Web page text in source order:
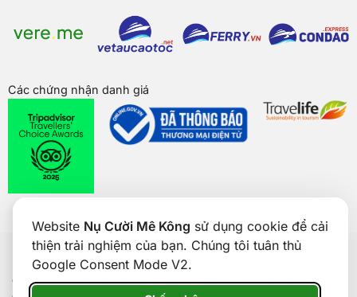
Website Nụ Cười Mê Kông sử dụng cookie để cải
thiện trải nghiệm của bạn. Chúng tôi tuân thủ
Google Consent Mode V2.
Các chứng nhận danh giá
Bản quyền củaNụ Cười Mê Kông ® 2026. CÔNG TY CỔ PHẦN
THƯƠNG MẠI DU LỊCH NỤ CƯỜI MÊ KÔNG. GPDKKD: 1801511350
do sở KH & ĐT TP. Cần Thơ cấp ngày 24/01/2017. Số giấy phép kinh